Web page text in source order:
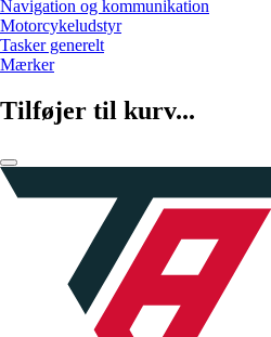
Navigation og kommunikation
Motorcykeludstyr
Tasker generelt
Mærker
Tilføjer til kurv...